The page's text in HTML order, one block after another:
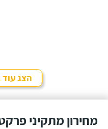
הצג
מחירון מתקיני